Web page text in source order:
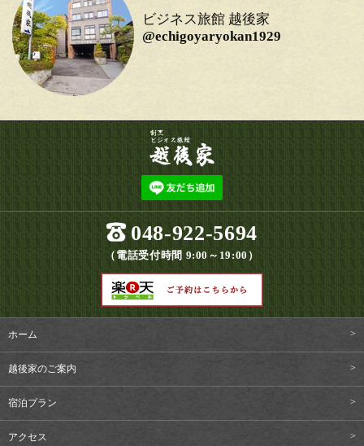
ビジネス旅館 越後家
@echigoyaryokan1929
048-922-5694
（電話受付時間 9:00～19:00）
ホーム
越後家のご案内
宿泊プラン
アクセス